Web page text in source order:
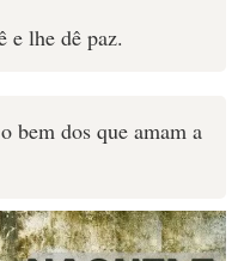
e lhe dê paz.
bem dos que amam a